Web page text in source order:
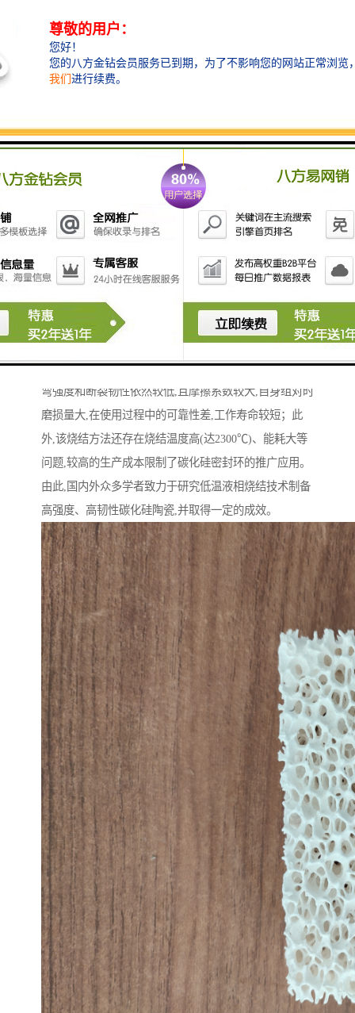
碳化硅陶瓷具有比重小、硬度高、比强度高、耐磨、耐
腐蚀、耐高温、抗热震性能良好等特点,被誉为第四代机
械密封材料,广泛用于各类特殊工况条件下工业设备和装
要采用反应烧结法制备；由于游离硅的存在,反应烧结碳
应用环境和工况条件有诸多限制。而对使用温度、耐腐
蚀性能等要求较高的密封环则采用无压固相烧结法制
备；该烧结方法制得的密封环硬度高、弹性模量大,但抗
弯强度和断裂韧性依然较低,且摩擦系数较大,自身组对时
磨损量大,在使用过程中的可靠性差,工作寿命较短；此
外,该烧结方法还存在烧结温度高(达2300℃)、能耗大等
问题,较高的生产成本限制了碳化硅密封环的推广应用。
由此,国内外众多学者致力于研究低温液相烧结技术制备
高强度、高韧性碳化硅陶瓷,并取得一定的成效。